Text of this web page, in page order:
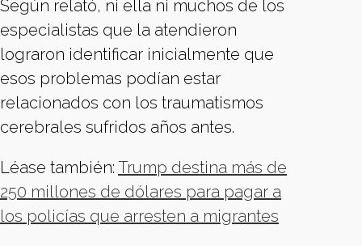
Según relató, ni ella ni muchos de los
especialistas que la atendieron
lograron identificar inicialmente que
esos problemas podían estar
relacionados con los traumatismos
cerebrales sufridos años antes.
Léase también: Trump destina más de
250 millones de dólares para pagar a
los policías que arresten a migrantes